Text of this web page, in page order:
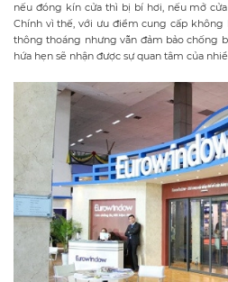
nếu đóng kín cửa thì bị bí hơi, nếu mở
Chính vì thế, với ưu điểm cung cấp
thông thoáng nhưng vẫn đảm bảo chống
hứa hẹn sẽ nhận được sự quan tâm của